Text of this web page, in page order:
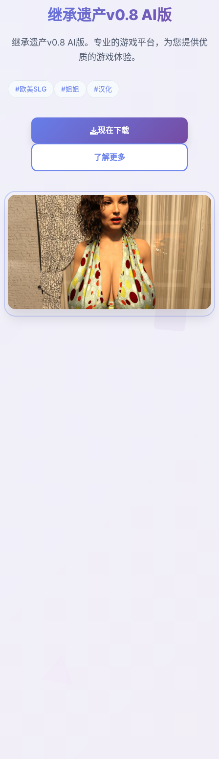
继承遗产v0.8 AI版
继承遗产v0.8 AI版。专业的游戏平台，为您提供优
质的游戏体验。
#欧美SLG #姐姐 #汉化
现在下载
了解更多